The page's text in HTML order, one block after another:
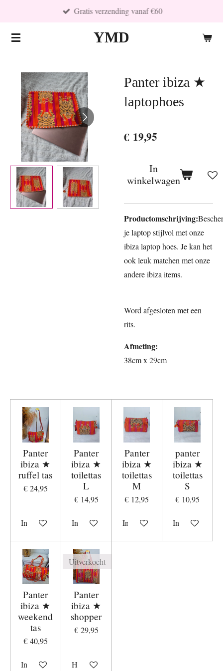
naar
YMD
Gratis verzending vanaf €60
Panter ibiza ★
laptophoes
€ 19,95
In
winkelwagen
Productomschrijving:
je laptop stijlvol met onze
ibiza laptop hoes. Je kan het
ook leuk matchen met onze
andere ibiza items.
Word afgesloten met een
rits.
Afmeting:
38cm x 29cm
Panter
ibiza ★
ruffel tas
€ 24,95
In winkelwagen
Panter
ibiza ★
toilettas
L
€ 14,95
In winkelwagen
Panter
ibiza ★
toilettas
M
€ 12,95
In winkelwagen
panter
ibiza ★
toilettas
S
€ 10,95
In
Panter
ibiza ★
weekend
tas
€ 40,95
In winkelwagen
Uitverkocht
Panter
ibiza ★
shopper
€ 29,95
Houd mij op de hoogte